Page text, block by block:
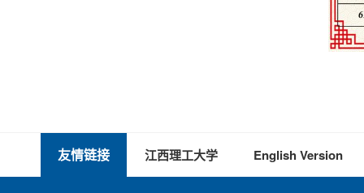
友情链接 江西理工大学 English Version